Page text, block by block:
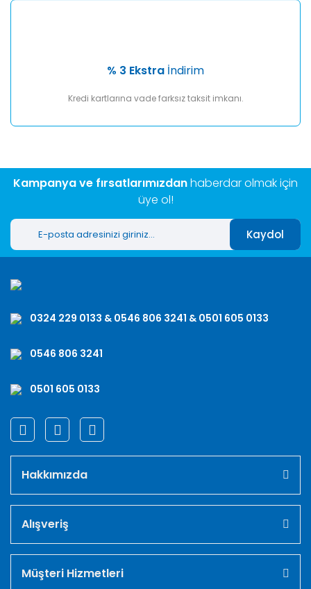
% 3 Ekstra İndirim
Kredi kartlarına vade farksız taksit imkanı.
Kampanya ve fırsatlarımızdanhaberdar olmak için
üye ol!
Kaydol
0324 229 0133 & 0546 806 3241 & 0501 605 0133
0546 806 3241
0501 605 0133
Hakkımızda
Alışveriş
Müşteri Hizmetleri